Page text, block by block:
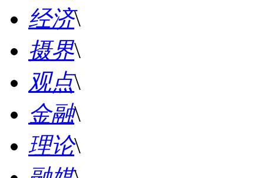
经济\
摄界\
观点\
金融\
理论\